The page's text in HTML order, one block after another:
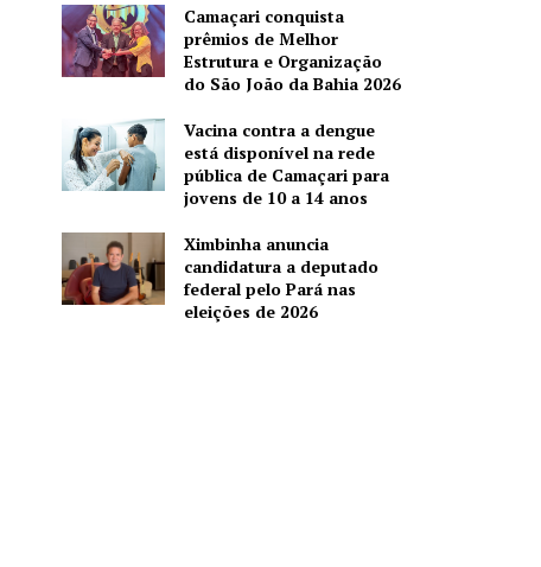
Camaçari conquista
prêmios de Melhor
Estrutura e Organização
do São João da Bahia 2026
Vacina contra a dengue
está disponível na rede
pública de Camaçari para
jovens de 10 a 14 anos
Ximbinha anuncia
candidatura a deputado
federal pelo Pará nas
eleições de 2026